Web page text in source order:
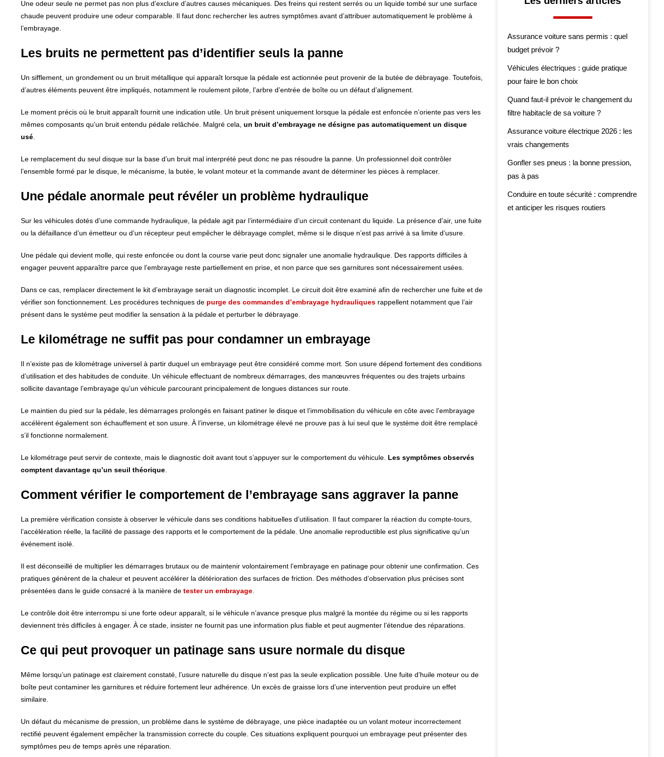
Une odeur seule ne permet pas non plus d’exclure d’autres causes mécaniques. Des freins qui restent serrés ou un liquide tombé sur une surface
chaude peuvent produire une odeur comparable. Il faut donc rechercher les autres symptômes avant d’attribuer automatiquement le problème à
l’embrayage.
Les bruits ne permettent pas d’identifier seuls la panne
Un sifflement, un grondement ou un bruit métallique qui apparaît lorsque la pédale est actionnée peut provenir de la butée de débrayage. Toutefois,
d’autres éléments peuvent être impliqués, notamment le roulement pilote, l’arbre d’entrée de boîte ou un défaut d’alignement.
Le moment précis où le bruit apparaît fournit une indication utile. Un bruit présent uniquement lorsque la pédale est enfoncée n’oriente pas vers les
mêmes composants qu’un bruit entendu pédale relâchée. Malgré cela, un bruit d’embrayage ne désigne pas automatiquement un disque
usé.
Le remplacement du seul disque sur la base d’un bruit mal interprété peut donc ne pas résoudre la panne. Un professionnel doit contrôler
l’ensemble formé par le disque, le mécanisme, la butée, le volant moteur et la commande avant de déterminer les pièces à remplacer.
Une pédale anormale peut révéler un problème hydraulique
Sur les véhicules dotés d’une commande hydraulique, la pédale agit par l’intermédiaire d’un circuit contenant du liquide. La présence d’air, une fuite
ou la défaillance d’un émetteur ou d’un récepteur peut empêcher le débrayage complet, même si le disque n’est pas arrivé à sa limite d’usure.
Une pédale qui devient molle, qui reste enfoncée ou dont la course varie peut donc signaler une anomalie hydraulique. Des rapports difficiles à
engager peuvent apparaître parce que l’embrayage reste partiellement en prise, et non parce que ses garnitures sont nécessairement usées.
Dans ce cas, remplacer directement le kit d’embrayage serait un diagnostic incomplet. Le circuit doit être examiné afin de rechercher une fuite et de
vérifier son fonctionnement. Les procédures techniques de purge des commandes d’embrayage hydrauliques rappellent notamment que l’air
présent dans le système peut modifier la sensation à la pédale et perturber le débrayage.
Le kilométrage ne suffit pas pour condamner un embrayage
Il n’existe pas de kilométrage universel à partir duquel un embrayage peut être considéré comme mort. Son usure dépend fortement des conditions
d’utilisation et des habitudes de conduite. Un véhicule effectuant de nombreux démarrages, des manœuvres fréquentes ou des trajets urbains
sollicite davantage l’embrayage qu’un véhicule parcourant principalement de longues distances sur route.
Le maintien du pied sur la pédale, les démarrages prolongés en faisant patiner le disque et l’immobilisation du véhicule en côte avec l’embrayage
accélèrent également son échauffement et son usure. À l’inverse, un kilométrage élevé ne prouve pas à lui seul que le système doit être remplacé
s’il fonctionne normalement.
Le kilométrage peut servir de contexte, mais le diagnostic doit avant tout s’appuyer sur le comportement du véhicule. Les symptômes observés
comptent davantage qu’un seuil théorique.
Comment vérifier le comportement de l’embrayage sans aggraver la panne
La première vérification consiste à observer le véhicule dans ses conditions habituelles d’utilisation. Il faut comparer la réaction du compte-tours,
l’accélération réelle, la facilité de passage des rapports et le comportement de la pédale. Une anomalie reproductible est plus significative qu’un
événement isolé.
Il est déconseillé de multiplier les démarrages brutaux ou de maintenir volontairement l’embrayage en patinage pour obtenir une confirmation. Ces
pratiques génèrent de la chaleur et peuvent accélérer la détérioration des surfaces de friction. Des méthodes d’observation plus précises sont
présentées dans le guide consacré à la manière de tester un embrayage.
Le contrôle doit être interrompu si une forte odeur apparaît, si le véhicule n’avance presque plus malgré la montée du régime ou si les rapports
deviennent très difficiles à engager. À ce stade, insister ne fournit pas une information plus fiable et peut augmenter l’étendue des réparations.
Ce qui peut provoquer un patinage sans usure normale du disque
Même lorsqu’un patinage est clairement constaté, l’usure naturelle du disque n’est pas la seule explication possible. Une fuite d’huile moteur ou de
boîte peut contaminer les garnitures et réduire fortement leur adhérence. Un excès de graisse lors d’une intervention peut produire un effet
similaire.
Un défaut du mécanisme de pression, un problème dans le système de débrayage, une pièce inadaptée ou un volant moteur incorrectement
rectifié peuvent également empêcher la transmission correcte du couple. Ces situations expliquent pourquoi un embrayage peut présenter des
symptômes peu de temps après une réparation.
Assurance voiture sans permis : quel
budget prévoir ?
Véhicules électriques : guide pratique
pour faire le bon choix
Quand faut-il prévoir le changement du
filtre habitacle de sa voiture ?
Assurance voiture électrique 2026 : les
vrais changements
Gonfler ses pneus : la bonne pression,
pas à pas
Conduire en toute sécurité : comprendre
et anticiper les risques routiers